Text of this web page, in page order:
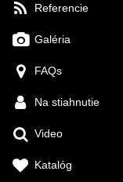
Referencie
Galéria
FAQs
Na stiahnutie
Video
Katalóg